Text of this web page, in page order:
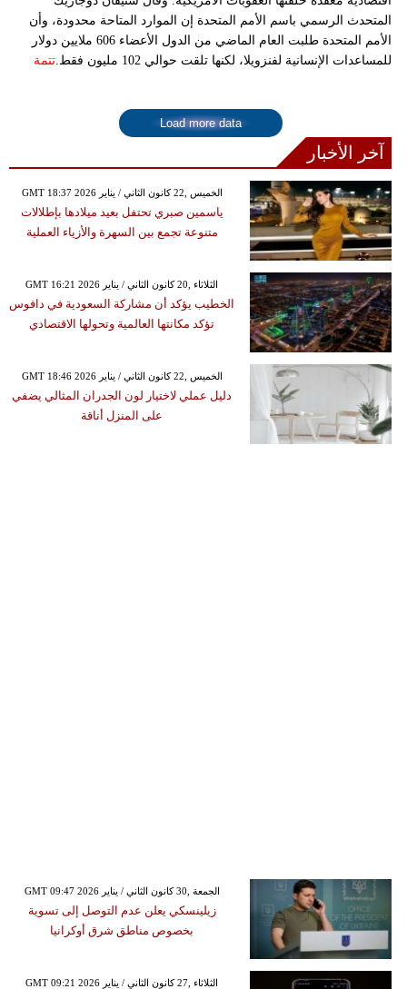
المتحدث الرسمي باسم الأمم المتحدة إن الموارد المتاحة محدودة، وأن
الأمم المتحدة طلبت العام الماضي من الدول الأعضاء 606 ملايين دولار
للمساعدات الإنسانية لفنزويلا، لكنها تلقت حوالي 102 مليون فقط.
تتمة
Load more data
آخر الأخبار
GMT 18:37 2026 الخميس ,22 كانون الثاني / يناير
ياسمين صبري تحتفل بعيد ميلادها بإطلالات
متنوعة تجمع بين السهرة والأزياء العملية
GMT 16:21 2026 الثلاثاء ,20 كانون الثاني / يناير
الخطيب يؤكد أن مشاركة السعودية في دافوس
تؤكد مكانتها العالمية وتحولها الاقتصادي
GMT 18:46 2026 الخميس ,22 كانون الثاني / يناير
دليل عملي لاختيار لون الجدران المثالي يضفي
على المنزل أناقة
GMT 09:47 2026 الجمعة ,30 كانون الثاني / يناير
زيلينسكي يعلن عدم التوصل إلى تسوية
بخصوص مناطق شرق أوكرانيا
GMT 09:21 2026 الثلاثاء ,27 كانون الثاني / يناير